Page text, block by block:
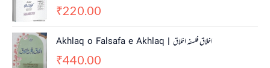
₹220.00
Akhlaq o Falsafa e Akhlaq | اخلاق فلسفہ اخلاق
₹440.00